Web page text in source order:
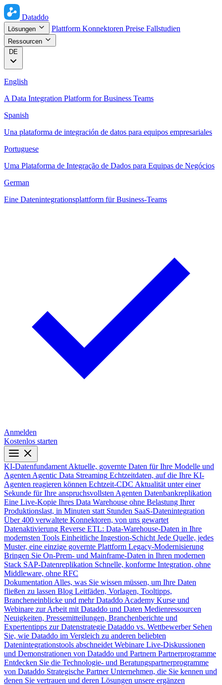
Dataddo
Lösungen Plattform Konnektoren Preise Fallstudien
Ressourcen
DE
English
A Data Integration Platform for Business Teams
Spanish
Una plataforma de integración de datos para equipos empresariales
Portuguese
Uma Plataforma de Integração de Dados para Equipas de Negócios
German
Eine Datenintegrationsplattform für Business-Teams
Anmelden
Kostenlos starten
KI-Datenfundament Aktuelle, governte Daten für Ihre Modelle und
Agenten Agentic Data Streaming Echtzeitdaten, auf die Ihre KI-
Agenten reagieren können Echtzeit-CDC Aktualität unter einer
Sekunde für Ihre anspruchsvollsten Agenten Datenbankreplikation
Eine Live-Kopie Ihres Data Warehouse ohne Belastung Ihrer
Produktionslast, in Minuten statt Stunden SaaS-Datenintegration
Über 400 verwaltete Konnektoren, von uns gewartet
Datenaktivierung Reverse ETL: Data-Warehouse-Daten in Ihre
modernsten Tools Einheitliche Ingestion-Schicht Jede Quelle, jedes
Muster, eine einzige governte Plattform Legacy-Modernisierung
Bringen Sie On-Prem- und Mainframe-Daten in Ihren modernen
Stack SAP-Datenreplikation Schnelle, konforme Integration, ohne
Middleware, ohne RFC
Dokumentation Alles, was Sie wissen müssen, um Ihre Daten
fließen zu lassen Blog Leitfäden, Vorlagen, Tooltipps,
Brancheneinblicke und mehr Dataddo Academy Kurse und
Webinare zur Arbeit mit Dataddo und Daten Medienressourcen
Neuigkeiten, Pressemitteilungen, Branchenberichte und
Expertentipps zur Datenstrategie Dataddo vs. Wettbewerber Sehen
Sie, wie Dataddo im Vergleich zu anderen beliebten
Datenintegrationstools abschneidet Webinare Live-Diskussionen
und Demonstrationen von Dataddo und Partnern Partnerprogramme
Entdecken Sie die Technologie- und Beratungspartnerprogramme
von Dataddo Strategische Partner Unternehmen, die Sie kennen und
denen Sie vertrauen und deren Lösungen unsere ergänzen